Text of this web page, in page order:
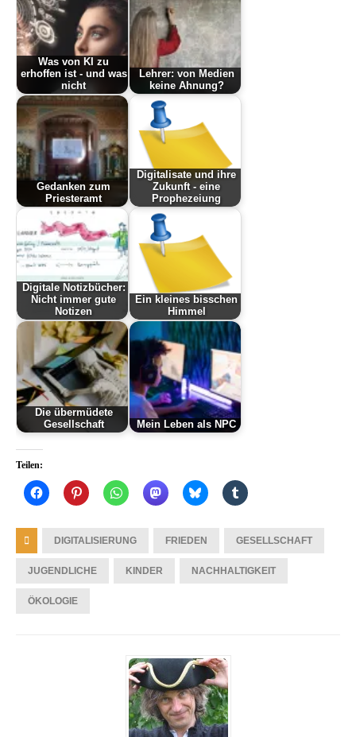
Was von KI zu
erhoffen ist - und was
nicht
Lehrer: von Medien
keine Ahnung?
Gedanken zum
Priesteramt
Digitalisate und ihre
Zukunft - eine
Prophezeiung
Digitale Notizbücher:
Nicht immer gute
Notizen
Ein kleines bisschen
Himmel
Die übermüdete
Gesellschaft
Mein Leben als NPC
Teilen:
DIGITALISIERUNG FRIEDEN GESELLSCHAFT
JUGENDLICHE KINDER NACHHALTIGKEIT
ÖKOLOGIE